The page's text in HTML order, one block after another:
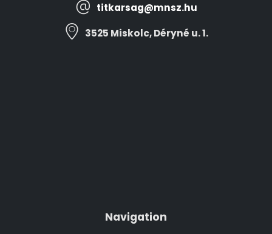
titkarsag@mnsz.hu
3525 Miskolc, Déryné u. 1.
Navigation